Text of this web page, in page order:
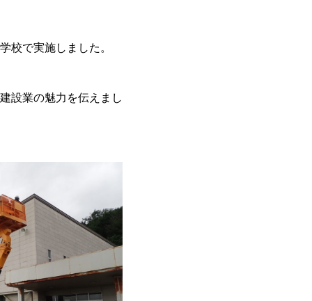
校で実施しました。
設業の魅力を伝えまし